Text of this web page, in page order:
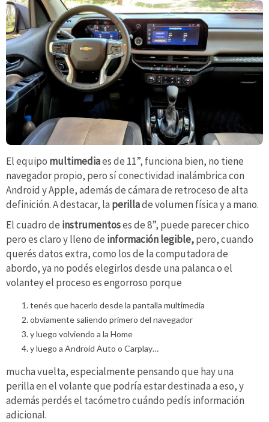
El equipo multimediaes de 11”, funciona bien, no tiene
navegador propio, pero sí conectividad inalámbrica con
Android y Apple, además de cámara de retroceso de alta
definición. A destacar, la perillade volumen física y a mano.
El cuadro de instrumentoses de 8”, puede parecer chico
pero es claro y lleno de información legible,pero, cuando
querés datos extra, como los de la computadora de
abordo, ya no podés elegirlos desde una palanca o el
volantey el proceso es engorroso porque
tenés que hacerlo desde la pantalla multimedia
obviamente saliendo primero del navegador
y luego volviendo a la Home
y luego a Android Auto o Carplay…
mucha vuelta, especialmente pensando que hay una
perilla en el volante que podría estar destinada a eso, y
además perdés el tacómetro cuándo pedís información
adicional.